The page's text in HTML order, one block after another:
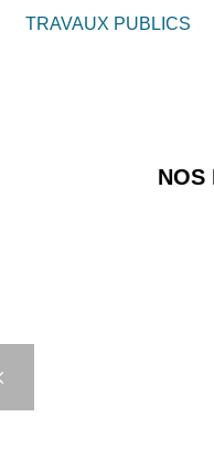
TRAVAUX PUBLICS
NOS